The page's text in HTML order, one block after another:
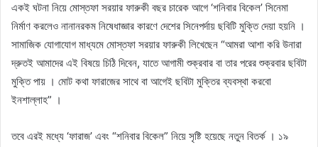
একই ঘটনা নিয়ে মোস্তফা সরয়ার ফারুকী বছর চারেক আগে ‘শনিবার বিকেল’ সিনেমা
নির্মাণ করলেও নানানরকম নিষেধাজ্ঞার কারণে দেশের সিনেপর্দায় ছবিটি মুক্তি দেয়া হয়নি ।
সামাজিক যোগাযোগ মাধ্যমে মোস্তফা সরয়ার ফারুকী লিখেছেন “আমরা আশা করি উনারা
দ্রুতই আমাদের এই বিষয়ে চিঠি দিবেন, যাতে আগামী শুক্রবার বা তার পরের শুক্রবার ছবিটা
মুক্তি পায় । মোট কথা ফারাজের সাথে বা আগেই ছবিটা মুক্তির ব্যবস্থা করবো
ইনশাল্লাহ” ।
তবে এরই মধ্যে ‘ফারাজ’ এবং “শনিবার বিকেল” নিয়ে সৃষ্টি হয়েছে নতুন বিতর্ক । ১৯